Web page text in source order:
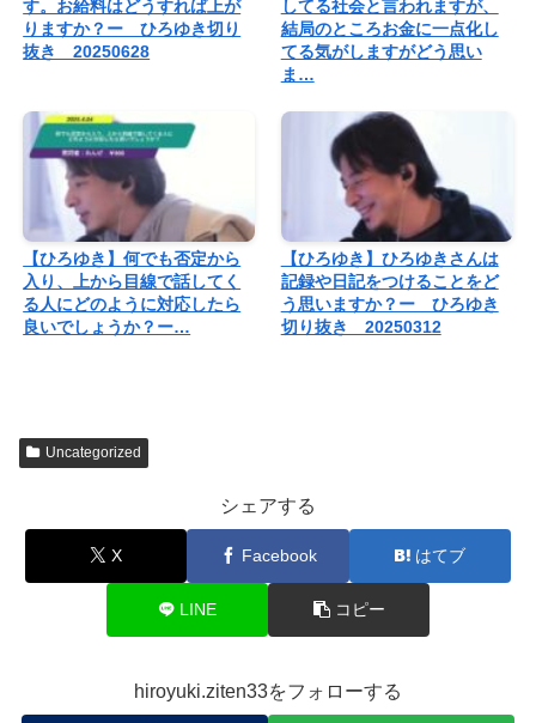
す。お給料はどうすれば上が
りますか？ー ひろゆき切り
抜き 20250628
してる社会と言われますが、
結局のところお金に一点化し
てる気がしますがどう思い
ま…
【ひろゆき】何でも否定から
入り、上から目線で話してく
る人にどのように対応したら
良いでしょうか？ー…
【ひろゆき】ひろゆきさんは
記録や日記をつけることをど
う思いますか？ー ひろゆき
切り抜き 20250312
Uncategorized
シェアする
X Facebook はてブ
LINE コピー
hiroyuki.ziten33をフォローする